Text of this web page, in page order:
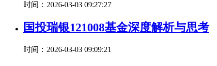
时间：2026-03-03 09:27:27
国投瑞银121008基金深度解析与思考
时间：2026-03-03 09:09:21